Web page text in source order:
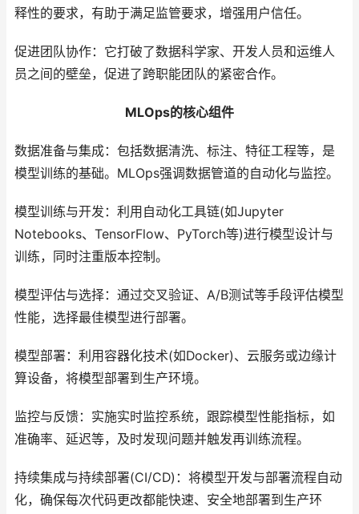
释性的要求，有助于满足监管要求，增强用户信任。
促进团队协作：它打破了数据科学家、开发人员和运维人
员之间的壁垒，促进了跨职能团队的紧密合作。
MLOps的核心组件
数据准备与集成：包括数据清洗、标注、特征工程等，是
模型训练的基础。MLOps强调数据管道的自动化与监控。
模型训练与开发：利用自动化工具链(如Jupyter
Notebooks、TensorFlow、PyTorch等)进行模型设计与
训练，同时注重版本控制。
模型评估与选择：通过交叉验证、A/B测试等手段评估模型
性能，选择最佳模型进行部署。
模型部署：利用容器化技术(如Docker)、云服务或边缘计
算设备，将模型部署到生产环境。
监控与反馈：实施实时监控系统，跟踪模型性能指标，如
准确率、延迟等，及时发现问题并触发再训练流程。
持续集成与持续部署(CI/CD)：将模型开发与部署流程自动
化，确保每次代码更改都能快速、安全地部署到生产环